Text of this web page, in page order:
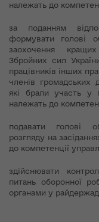
належать до
за поданням
формувати голові
заохочення
Збройних сил
працівників інших
членів громадських
які брали участь у
належать до
подавати голові
розгляду на
до компетенції
здійснювати
питань оборонної
органами у